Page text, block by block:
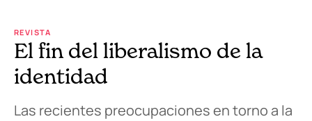
REVISTA
El fin del liberalismo de la
identidad
Las recientes preocupaciones en torno a la